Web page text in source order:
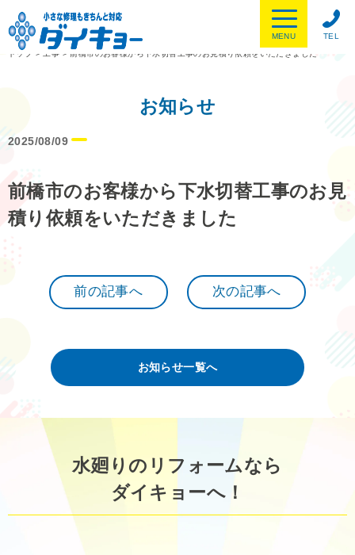
TEL
MENU
トップ
> 工事 > 前橋市のお客様から下水切替工事のお見積り依頼をいただきました
お知らせ
2025/08/09
前橋市のお客様から下水切替工事のお見
積り依頼をいただきました
前の記事へ 次の記事へ
お知らせ一覧へ
水廻りのリフォームなら
ダイキョーへ！